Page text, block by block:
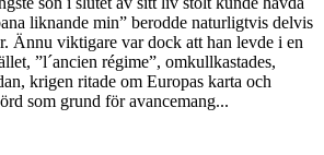
liknande min” berodde naturligtvis delvis
Ännu viktigare var dock att han levde i en
”l´ancien régime”, omkullkastades,
krigen ritade om Europas karta och
som grund för avancemang...